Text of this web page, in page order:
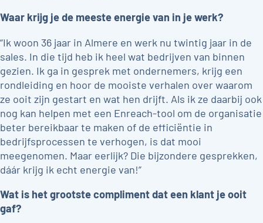
Waar krijg je de meeste energie van in je werk?
“Ik woon 36 jaar in Almere en werk nu twintig jaar in de
sales. In die tijd heb ik heel wat bedrijven van binnen
gezien. Ik ga in gesprek met ondernemers, krijg een
rondleiding en hoor de mooiste verhalen over waarom
ze ooit zijn gestart en wat hen drijft. Als ik ze daarbij ook
nog kan helpen met een Enreach-tool om de organisatie
beter bereikbaar te maken of de efficiëntie in
bedrijfsprocessen te verhogen, is dat mooi
meegenomen. Maar eerlijk? Die bijzondere gesprekken,
dáár krijg ik echt energie van!”
Wat is het grootste compliment dat een klant je ooit
gaf?